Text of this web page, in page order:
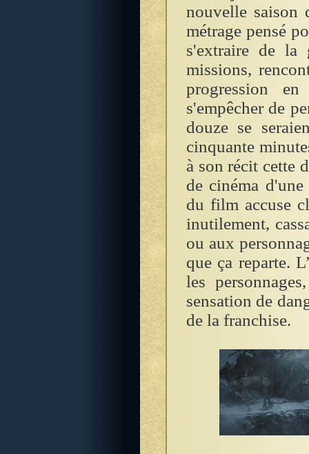
nouvelle saison
métrage pensé
s'extraire de la
missions,
progression
s'empêcher de
douze se
cinquante
à son récit cette
de cinéma
du film accuse
inutilement,
ou aux
que ça reparte.
les
sensation de
de la franchise.